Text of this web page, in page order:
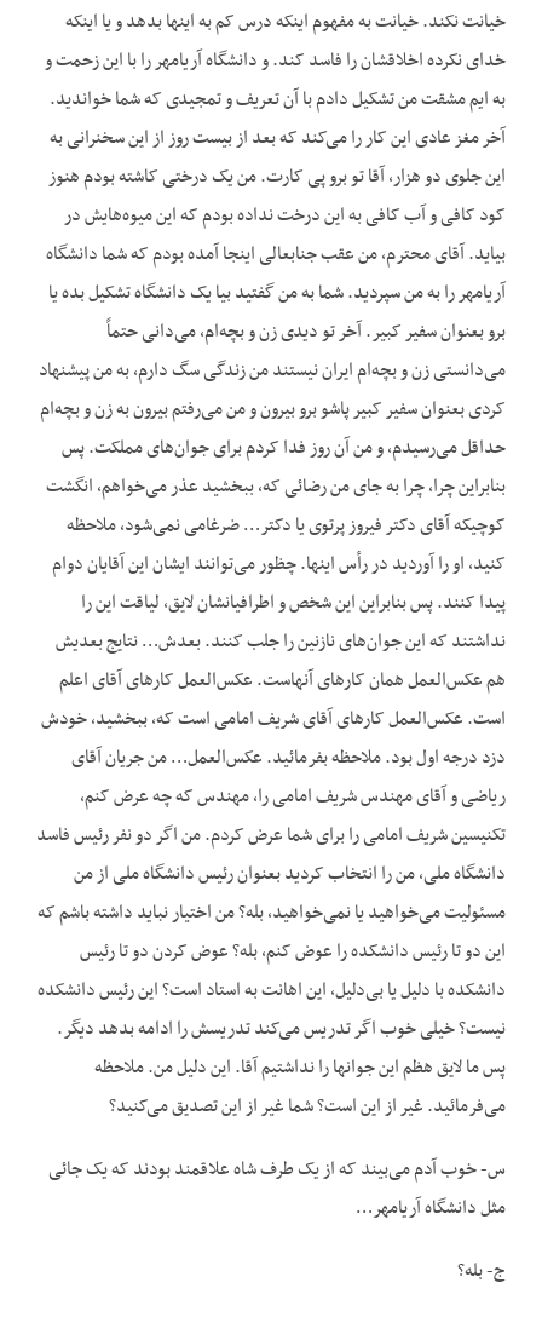
خیانت نکند. خیانت به مفهوم اینکه درس کم به اینها بدهد و یا اینکه
خدای نکرده اخلاقشان را فاسد کند. و دانشگاه آریامهر را با این زحمت و
به ایم مشقت من تشکیل دادم با آن تعریف و تمجیدی که شما خواندید.
آخر مغز عادی این کار را می‌کند که بعد از بیست روز از این سخنرانی به
این جلوی دو هزار، آقا تو برو پی کارت. من یک درختی کاشته بودم هنوز
کود کافی و آب کافی به این درخت نداده بودم که این میوه‌هایش در
بیاید. آقای محترم، من عقب جنابعالی اینجا آمده بودم که شما دانشگاه
آریامهر را به من سپردید. شما به من گفتید بیا یک دانشگاه تشکیل بده یا
برو بعنوان سفیر کبیر. آخر تو دیدی زن و بچه‌ام، می‌دانی حتماً
می‌دانستی زن و بچه‌ام ایران نیستند من زندگی سگ دارم، به من پیشنهاد
کردی بعنوان سفیر کبیر پاشو برو بیرون و من می‌رفتم بیرون به زن و بچه‌ام
حداقل می‌رسیدم، و من آن روز فدا کردم برای جوان‌های مملکت. پس
بنابراین چرا، چرا به جای من رضائی که، ببخشید عذر می‌خواهم، انگشت
کوچیکه آقای دکتر فیروز پرتوی یا دکتر… ضرغامی نمی‌شود، ملاحظه
کنید، او را آوردید در رأس اینها. چظور می‌توانند ایشان این آقایان دوام
پیدا کنند. پس بنابراین این شخص و اطرافیانشان لایق، لیاقت این را
نداشتند که این جوان‌های نازنین را جلب کنند. بعدش… نتایج بعدیش
هم عکس‌العمل‌ همان کارهای آنهاست. عکس‌العمل کارهای آقای اعلم
است. عکس‌العمل کارهای آقای شریف امامی است که، ببخشید، خودش
دزد درجه اول بود. ملاحظه بفرمائید. عکس‌العمل… من جریان آقای
ریاضی و آقای مهندس شریف امامی را، مهندس که چه عرض کنم،
تکنیسین شریف امامی را برای شما عرض کردم. من اگر دو نفر رئیس فاسد
دانشگاه ملی، من را انتخاب کردید بعنوان رئیس دانشگاه ملی از من
مسئولیت می‌خواهید یا نمی‌خواهید، بله؟ من اختیار نباید داشته باشم که
این دو تا رئیس دانشکده را عوض کنم، بله؟ عوض کردن دو تا رئیس
دانشکده با دلیل یا بی‌دلیل، این اهانت به استاد است؟ این رئیس دانشکده
نیست؟ خیلی خوب اگر تدریس می‌کند تدریسش را ادامه بدهد دیگر.
پس ما لایق هظم این جوانها را نداشتیم آقا. این دلیل من. ملاحظه
می‌فرمائید. غیر از این است؟ شما غیر از این تصدیق می‌کنید؟
س- خوب آدم می‌بیند که از یک طرف شاه علاقمند بودند که یک جائی
مثل دانشگاه آریامهر…
ج- بله؟